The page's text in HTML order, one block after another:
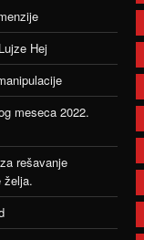
Hej
meseca 2022.
rešavanje
želja.